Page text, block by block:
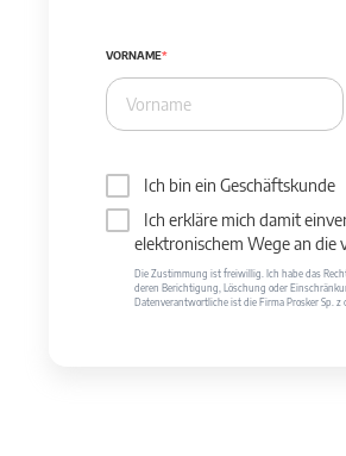
VORNAME
Ich bin ein Geschäftskunde
Ich erkläre mich damit
elektronischem Wege an die
Die Zustimmung ist freiwillig. Ich habe das
deren Berichtigung, Löschung oder
Datenverantwortliche ist die Firma Prosker Sp.